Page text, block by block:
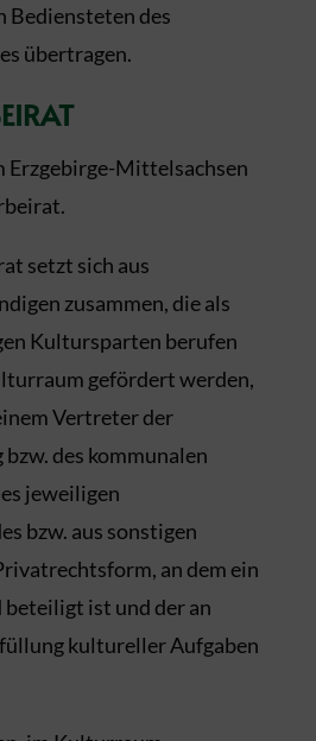
Bediensteten des
übertragen.
Erzgebirge-Mittelsachsen
setzt sich aus
zusammen, die als
Kultursparten berufen
gefördert werden,
Vertreter der
des kommunalen
jeweiligen
bzw. aus sonstigen
an dem ein
ist und der an
kultureller Aufgaben